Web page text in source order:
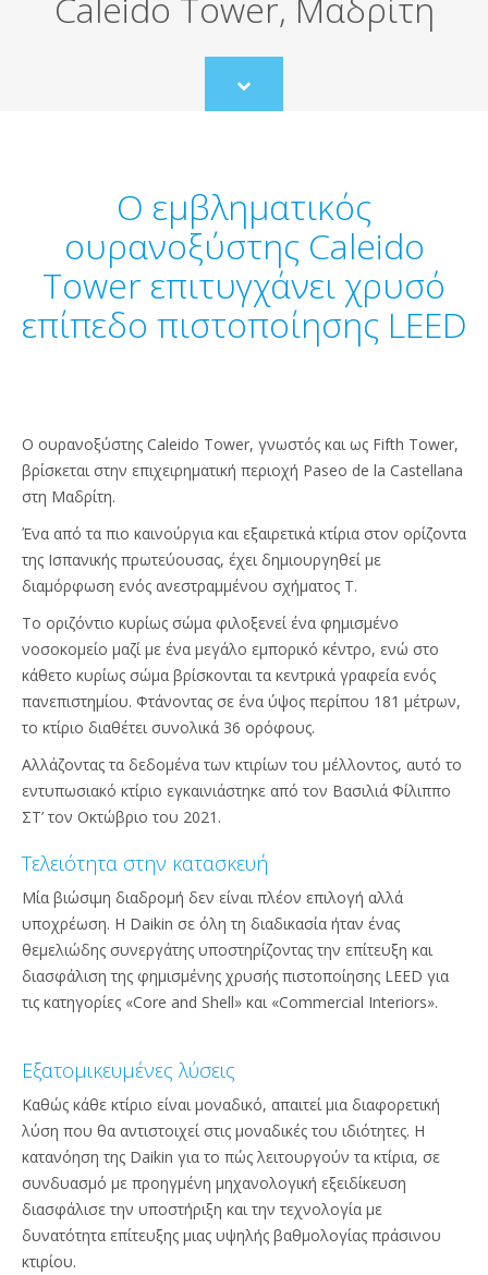
Caleido Tower, Μαδρίτη
Scroll
to
Ο εμβληματικός
ουρανοξύστης Caleido
Tower επιτυγχάνει χρυσό
επίπεδο πιστοποίησης LEED
Ο ουρανοξύστης Caleido Tower, γνωστός και ως Fifth Tower,
βρίσκεται στην επιχειρηματική περιοχή Paseo de la Castellana
στη Μαδρίτη.
Ένα από τα πιο καινούργια και εξαιρετικά κτίρια στον ορίζοντα
της Ισπανικής πρωτεύουσας, έχει δημιουργηθεί με
διαμόρφωση ενός ανεστραμμένου σχήματος T.
Το οριζόντιο κυρίως σώμα φιλοξενεί ένα φημισμένο
νοσοκομείο μαζί με ένα μεγάλο εμπορικό κέντρο, ενώ στο
κάθετο κυρίως σώμα βρίσκονται τα κεντρικά γραφεία ενός
πανεπιστημίου. Φτάνοντας σε ένα ύψος περίπου 181 μέτρων,
το κτίριο διαθέτει συνολικά 36 ορόφους.
Αλλάζοντας τα δεδομένα των κτιρίων του μέλλοντος, αυτό το
εντυπωσιακό κτίριο εγκαινιάστηκε από τον Βασιλιά Φίλιππο
ΣΤ’ τον Οκτώβριο του 2021.
Τελειότητα στην κατασκευή
Μία βιώσιμη διαδρομή δεν είναι πλέον επιλογή αλλά
υποχρέωση. Η Daikin σε όλη τη διαδικασία ήταν ένας
θεμελιώδης συνεργάτης υποστηρίζοντας την επίτευξη και
διασφάλιση της φημισμένης χρυσής πιστοποίησης LEED για
τις κατηγορίες «Core and Shell» και «Commercial Interiors».
Εξατομικευμένες λύσεις
Καθώς κάθε κτίριο είναι μοναδικό, απαιτεί μια διαφορετική
λύση που θα αντιστοιχεί στις μοναδικές του ιδιότητες. Η
κατανόηση της Daikin για το πώς λειτουργούν τα κτίρια, σε
συνδυασμό με προηγμένη μηχανολογική εξειδίκευση
διασφάλισε την υποστήριξη και την τεχνολογία με
δυνατότητα επίτευξης μιας υψηλής βαθμολογίας πράσινου
κτιρίου.